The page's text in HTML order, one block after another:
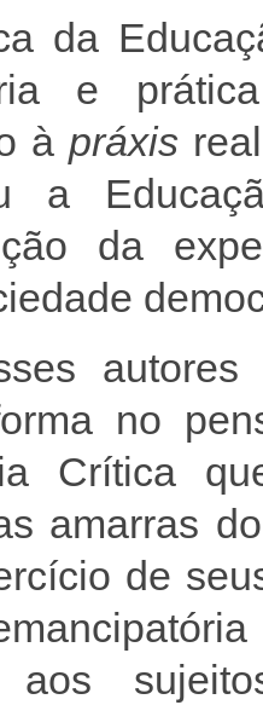
da
e
àpráxis
a
da
autores
no
Crítica
amarras
de